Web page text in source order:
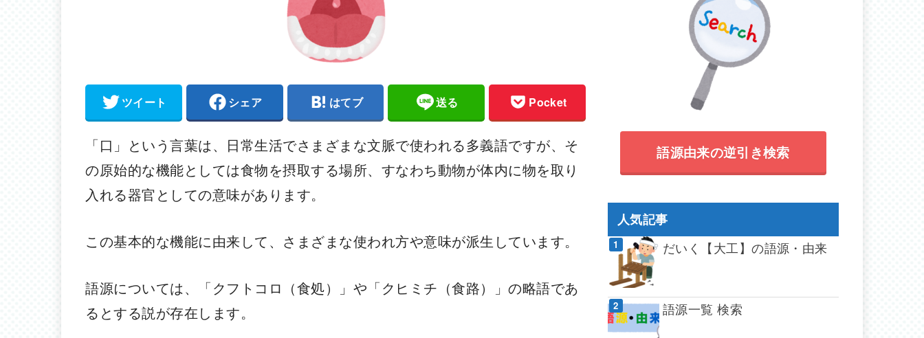
ツイート シェア はてブ 送る Pocket
「口」という言葉は、日常生活でさまざまな文脈で使われる多義語ですが、そ
の原始的な機能としては食物を摂取する場所、すなわち動物が体内に物を取り
入れる器官としての意味があります。
この基本的な機能に由来して、さまざまな使われ方や意味が派生しています。
語源については、「クフトコロ（食処）」や「クヒミチ（食路）」の略語であ
るとする説が存在します。
語源由来の逆引き検索
人気記事
だいく【大工】の語源・由来
語源一覧 検索